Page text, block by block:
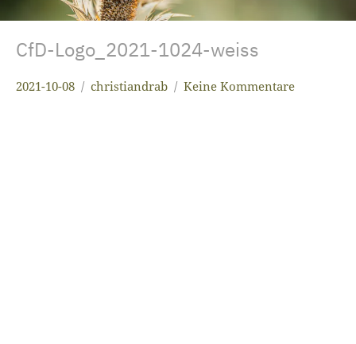
Gesicht!
CfD-Logo_2021-1024-weiss
2021-10-08 christiandrab Keine Kommentare